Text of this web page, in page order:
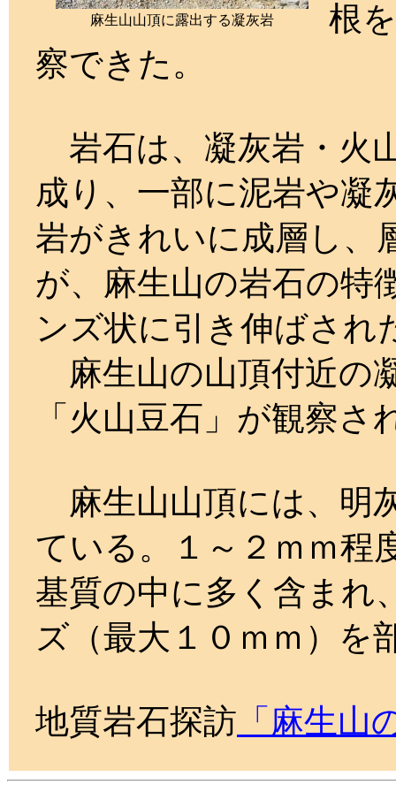
麻生山山頂に露出する凝灰岩
根
察できた。
岩石は、凝灰岩・火
成り、一部に泥岩や凝
岩がきれいに成層し、
が、麻生山の岩石の特
ンズ状に引き伸ばされ
麻生山の山頂付近の
「火山豆石」が観察さ
麻生山山頂には、明
ている。１～２ｍｍ程
基質の中に多く含まれ
ズ（最大１０ｍｍ）を
地質岩石探訪 「麻生山